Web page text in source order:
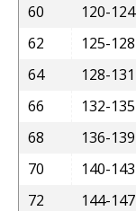
60
120-124
62
125-128
64
128-131
66
132-135
68
136-139
70
140-143
72
144-147